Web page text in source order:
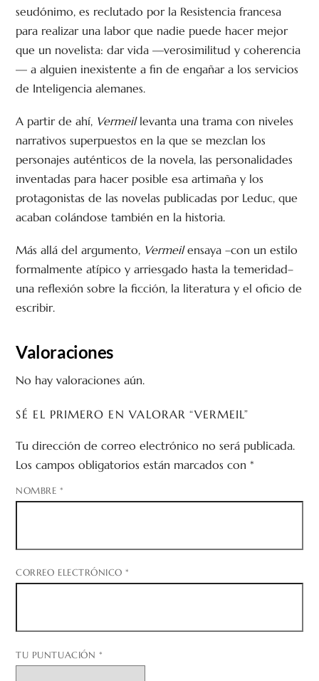
seudónimo, es reclutado por la Resistencia francesa
para realizar una labor que nadie puede hacer mejor
que un novelista: dar vida —verosimilitud y coherencia
— a alguien inexistente a fin de engañar a los servicios
de Inteligencia alemanes.
A partir de ahí, Vermeillevanta una trama con niveles
narrativos superpuestos en la que se mezclan los
personajes auténticos de la novela, las personalidades
inventadas para hacer posible esa artimaña y los
protagonistas de las novelas publicadas por Leduc, que
acaban colándose también en la historia.
Más allá del argumento, Vermeilensaya –con un estilo
formalmente atípico y arriesgado hasta la temeridad–
una reflexión sobre la ficción, la literatura y el oficio de
escribir.
Valoraciones
No hay valoraciones aún.
SÉ EL PRIMERO EN VALORAR “VERMEIL”
Tu dirección de correo electrónico no será publicada.
Los campos obligatorios están marcados con*
NOMBRE *
CORREO ELECTRÓNICO*
TU PUNTUACIÓN *